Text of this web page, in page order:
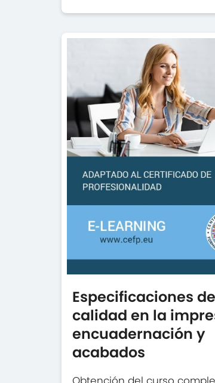
Especificaciones de
calidad en la
encuadernación y
acabados